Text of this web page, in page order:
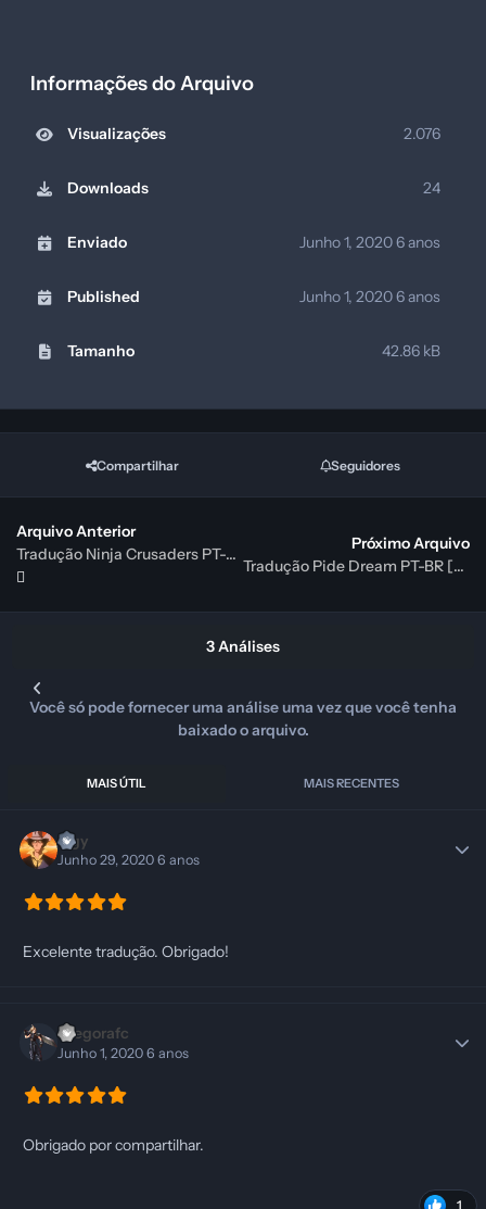
Informações do Arquivo
Visualizações 2.076
Downloads 24
Enviado Junho 1, 20206 anos
Published Junho 1, 20206 anos
Tamanho 42.86 kB
Compartilhar Seguidores
Arquivo Anterior
Tradução Ninja Crusaders PT-BR [NES]
Próximo Arquivo
Tradução Pide Dream PT-BR [NES]
3 Análises
Você só pode fornecer uma análise uma vez que você tenha
baixado o arquivo.
MAIS ÚTIL MAIS RECENTES
lugy
Junho 29, 20206 anos
Excelente tradução. Obrigado!
Diegorafc
Junho 1, 20206 anos
Obrigado por compartilhar.
1